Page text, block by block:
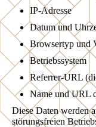
IP-Adresse
Datum und
Browsertyp und
Betriebssystem
Referrer-URL
Name und URL
Diese Daten werden
störungsfreien